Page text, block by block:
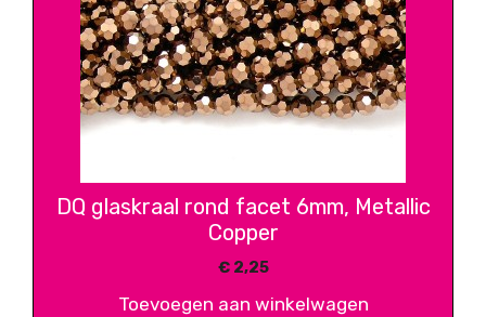
DQ glaskraal rond facet 6mm, Metallic
Copper
€2,25
Toevoegen aan winkelwagen